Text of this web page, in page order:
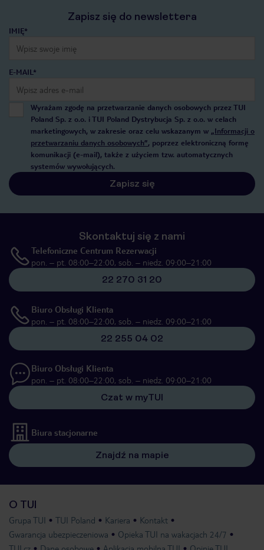
Zapisz się do newslettera
IMIĘ*
E-MAIL*
Wyrażam zgodę na przetwarzanie danych osobowych przez TUI
Poland Sp. z o.o. i TUI Poland Dystrybucja Sp. z o.o. w celach
marketingowych, w zakresie oraz celu wskazanym w „Informacji o
przetwarzaniu danych osobowych”, poprzez elektroniczną formę
komunikacji (e-mail), także z użyciem tzw. automatycznych
systemów wywołujących.
Zapisz się
Skontaktuj się z nami
Telefoniczne Centrum Rezerwacji
pon. – pt. 08:00–22:00, sob. – niedz. 09:00–21:00
22 270 31 20
Biuro Obsługi Klienta
pon. – pt. 08:00–22:00, sob. – niedz. 09:00–21:00
22 255 04 02
Biuro Obsługi Klienta
pon. – pt. 08:00–22:00, sob. – niedz. 09:00–21:00
Czat w myTUI
Biura stacjonarne
Znajdź na mapie
O TUI
Grupa TUI TUI Poland Kariera
Kontakt
Gwarancja ubezpieczeniowa
Opieka TUI na wakacjach 24/7